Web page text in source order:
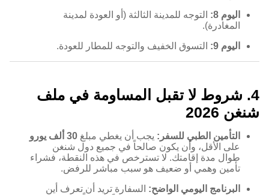
اليوم 8:
التوجه للمدينة الثالثة (أو العودة لمدينة
المغادرة).
اليوم 9:
التسوق الخفيف والتوجه للمطار للعودة.
4. شروط لا تقبل المساومة في ملف
شنغن 2026
التأمين الطبي للسفر: يجب أن يغطي مبلغ 30 ألف يورو
على الأقل، وأن يكون صالحاً في جميع دول شنغن
طوال مدة إقامتك. لا تسترخص في هذه النقطة، فشراء
تأمين وهمي أو ضعيف هو سبب مباشر للرفض.
البرنامج اليومي الواضح: السفارة تريد أن تعرف أين